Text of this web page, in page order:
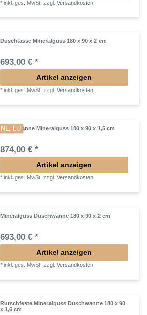
*inkl. ges. MwSt. zzgl.Versandkosten
Duschtasse Mineralguss 180 x 90 x 2 cm
693,00 € *
Artikel anzeigen
*inkl. ges. MwSt. zzgl.Versandkosten
LU
Duschwanne Mineralguss 180 x 90 x 1,5 cm
874,00 € *
Artikel anzeigen
*inkl. ges. MwSt. zzgl.Versandkosten
Mineralguss Duschwanne 180 x 90 x 2 cm
693,00 € *
Artikel anzeigen
*inkl. ges. MwSt. zzgl.Versandkosten
Rutschfeste Mineralguss Duschwanne 180 x 90
x 1,6 cm